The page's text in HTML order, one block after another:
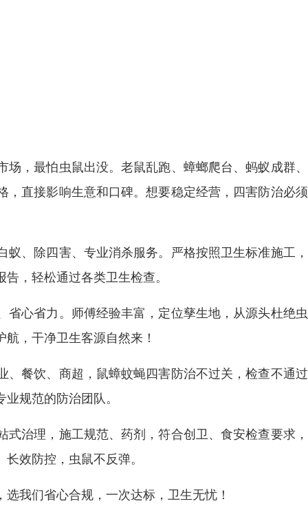
，最怕虫鼠出没。老鼠乱跑、蟑螂爬台、蚂蚁成群
直接影响生意和口碑。想要稳定经营，四害防治必
、除四害、专业消杀服务。严格按照卫生标准施工
，轻松通过各类卫生检查。
心省力。师傅经验丰富，定位孳生地，从源头杜绝
，干净卫生客源自然来！
餐饮、商超，鼠蟑蚊蝇四害防治不过关，检查不通
规范的防治团队。
治理，施工规范、药剂，符合创卫、食安检查要求
效防控，虫鼠不反弹。
我们省心合规，一次达标，卫生无忧！